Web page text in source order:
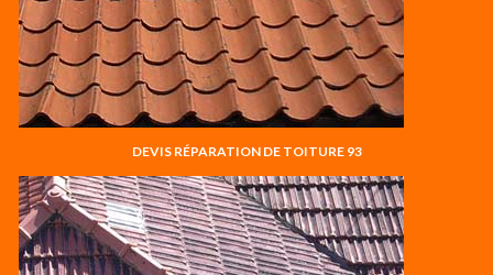
DEVIS RÉPARATION DE TOITURE 93